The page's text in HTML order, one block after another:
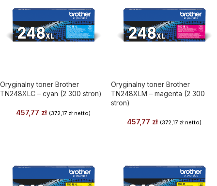
Oryginalny toner Brother
TN248XLC – cyan (2 300 stron)
457,77 zł (372,17 złnetto)
Oryginalny toner Brother
TN248XLM – magenta (2 300
stron)
457,77 zł (372,17 złnetto)